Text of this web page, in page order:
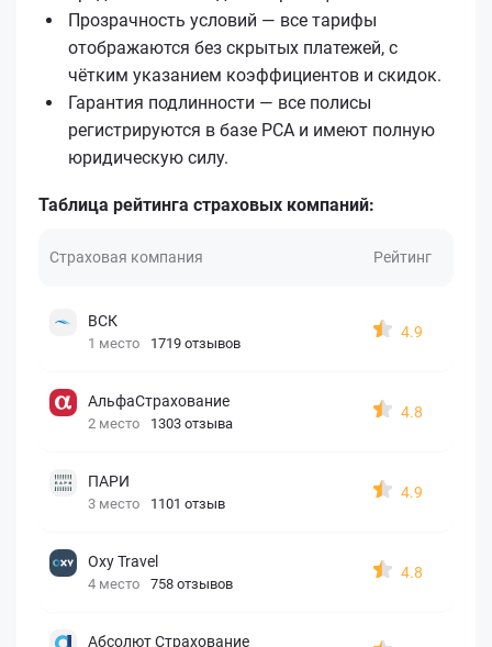
Прозрачность условий — все тарифы
отображаются без скрытых платежей, с
чётким указанием коэффициентов и скидок.
Гарантия подлинности — все полисы
регистрируются в базе РСА и имеют полную
юридическую силу.
Таблица рейтинга страховых компаний:
Страховая компания Рейтинг
ВСК
1 место 1719 отзывов
4.9
АльфаСтрахование
2 место 1303 отзыва
4.8
ПАРИ
3 место 1101 отзыв
4.9
Oxy Travel
4 место 758 отзывов
4.8
Абсолют Страхование